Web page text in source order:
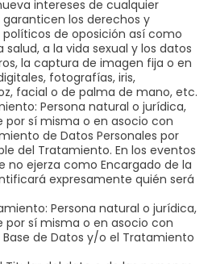
intereses de cualquier
los derechos y
de oposición así como
salud, a la vida sexual y los datos
la captura de imagen fija o en
fotografías, iris,
facial o de palma de mano, etc.
Persona natural o jurídica,
por sí misma o en asocio con
de Datos Personales por
del Tratamiento. En los eventos
no ejerza como Encargado de la
expresamente quién será
Persona natural o jurídica,
por sí misma o en asocio con
de Datos y/o el Tratamiento